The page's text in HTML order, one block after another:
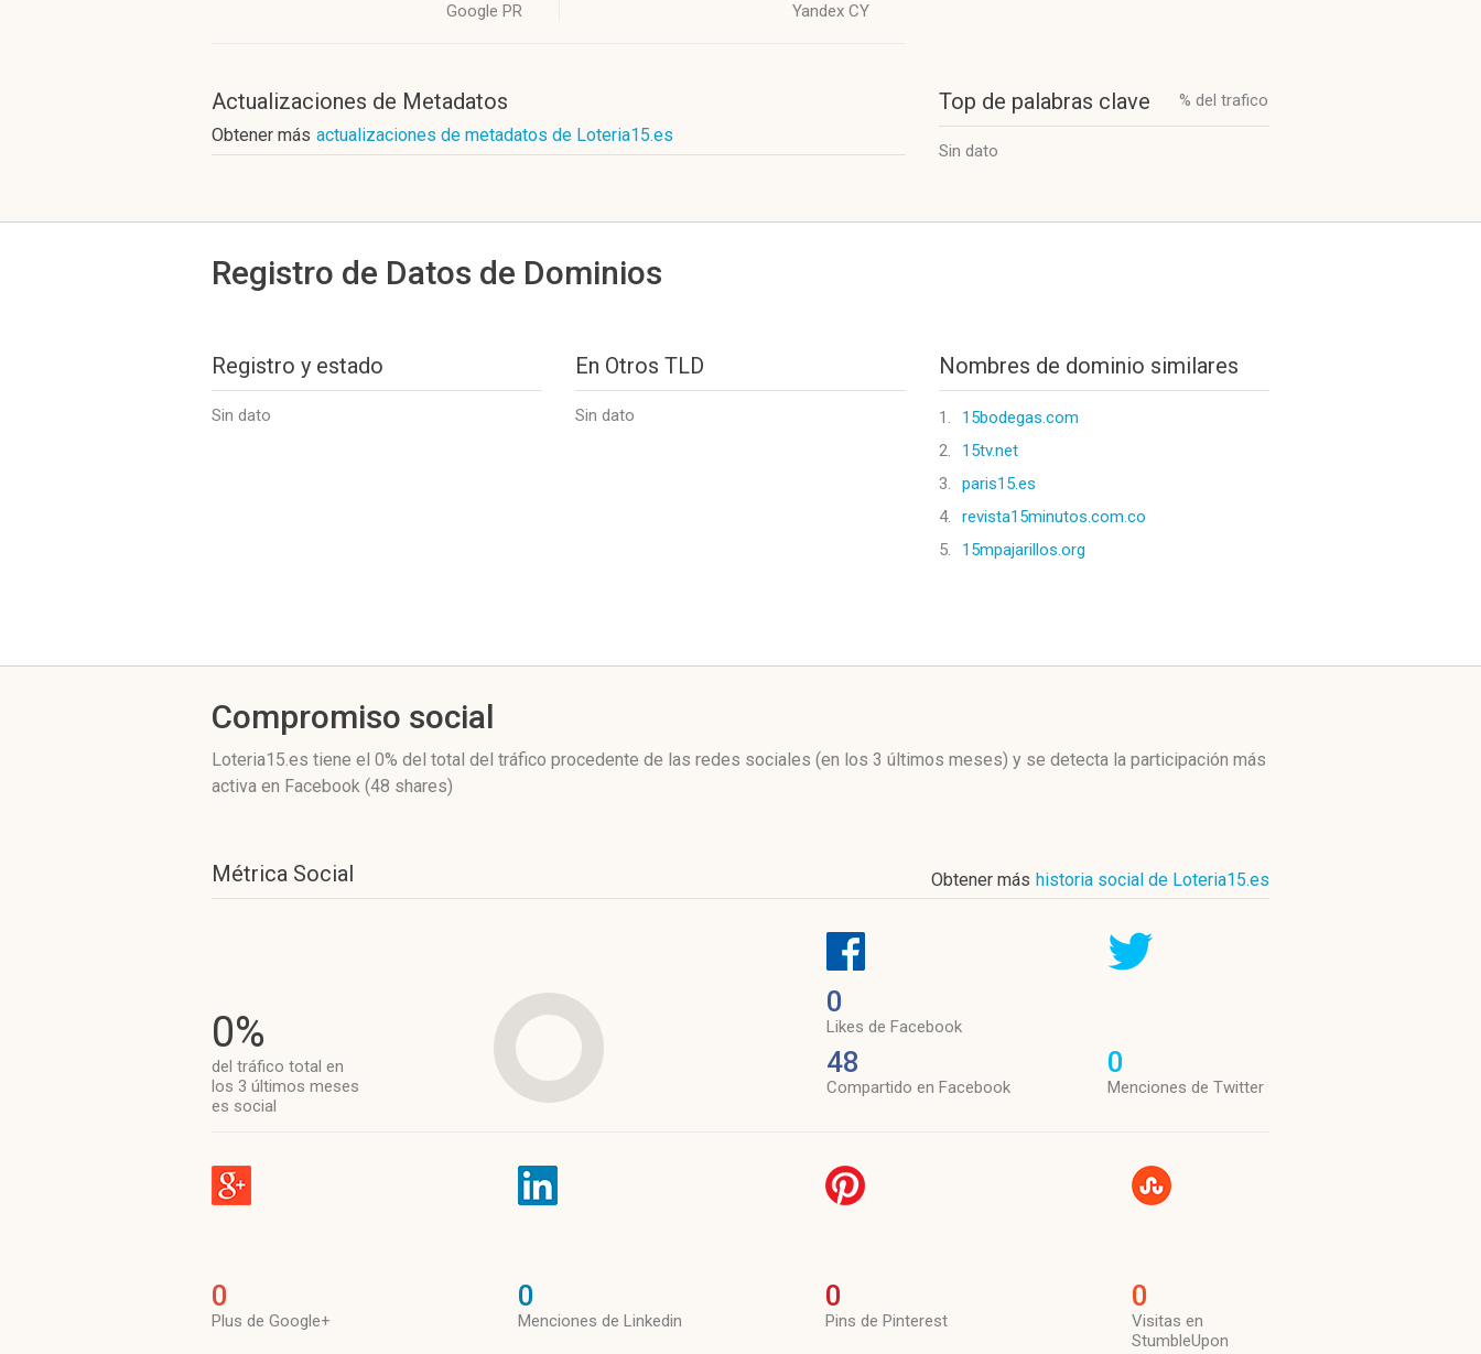
Google PR Yandex CY
Actualizaciones de Metadatos
Obtener más actualizaciones de metadatos de Loteria15.es
Top de palabras clave % del trafico
Sin dato
Registro de Datos de Dominios
Registro y estado
Sin dato
En Otros TLD
Sin dato
Nombres de dominio similares
1.
15bodegas.com
2.
15tv.net
3.
paris15.es
4.
revista15minutos.com.co
5.
15mpajarillos.org
Compromiso social
Loteria15.es tiene el 0% del total del tráfico procedente de las redes sociales (en los 3 últimos meses) y se detecta la participación más
activa en Facebook (48 shares)
Métrica Social Obtener más historia social de Loteria15.es
0%
del tráfico total en
los 3 últimos meses
es social
0
Likes de Facebook
48
Compartido en Facebook
0
Menciones de Twitter
0
Plus de Google+
0
Menciones de Linkedin
0
Pins de Pinterest
0
Visitas en
StumbleUpon